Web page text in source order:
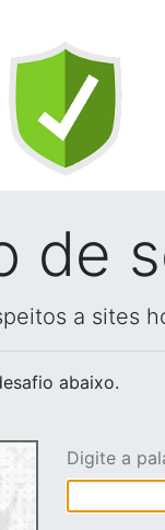
de
a sites
abaixo.
Digite a